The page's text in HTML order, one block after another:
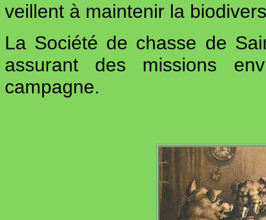
veillent à maintenir la
La Société de chasse de
assurant des missions
campagne.